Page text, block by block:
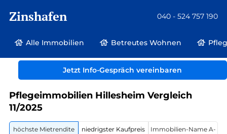
Zinshafen 040 - 524 757 190
Alle Immobilien Betreutes Wohnen
Jetzt Info-Gespräch vereinbaren
Betreutes Wohnen und Pflegeimmobilien Deutschland
Pflegeimmobilien Hillesheim Vergleich
11/2025
höchste Mietrendite
niedrigster Kaufpreis
Immobilien-Name A-